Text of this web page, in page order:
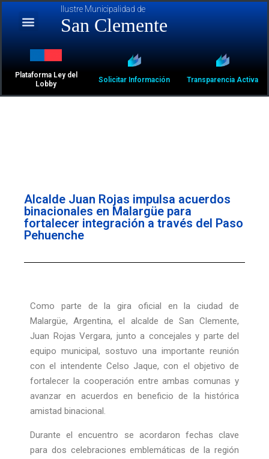
Ilustre Municipalidad de
San Clemente
Plataforma Ley del
Lobby
Solicitar Información Transparencia Activa
Alcalde Juan Rojas impulsa acuerdos
binacionales en Malargüe para
fortalecer integración a través del Paso
Pehuenche
Como parte de la gira oficial en la ciudad de
Malargüe, Argentina, el alcalde de San Clemente,
Juan Rojas Vergara, junto a concejales y parte del
equipo municipal, sostuvo una importante reunión
con el intendente Celso Jaque, con el objetivo de
fortalecer la cooperación entre ambas comunas y
avanzar en acuerdos en beneficio de la histórica
amistad binacional.
Durante el encuentro se acordaron fechas clave
para dos celebraciones emblemáticas de la región